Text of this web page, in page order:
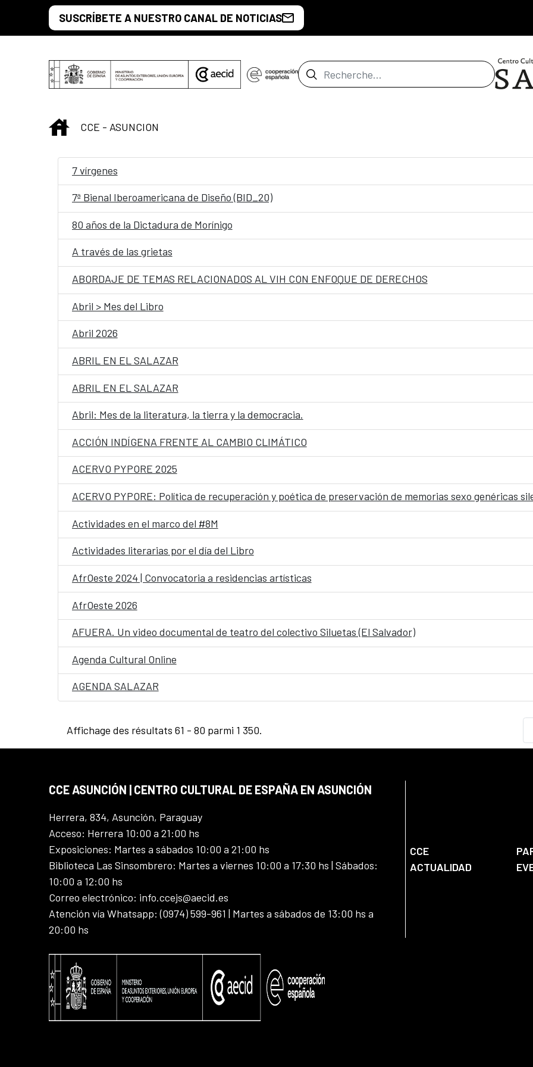
Saut au contenu principal
SUSCRÍBETE A NUESTRO CANAL DE NOTICIAS
Barre de recherche
INICIO
CCE - ASUNCION
7 vírgenes
7ª Bienal Iberoamericana de Diseño (BID_20)
80 años de la Dictadura de Morínigo
A través de las grietas
ABORDAJE DE TEMAS RELACIONADOS AL VIH CON ENFOQUE DE DERECHOS
Abril > Mes del Libro
Abril 2026
ABRIL EN EL SALAZAR
ABRIL EN EL SALAZAR
Abril: Mes de la literatura, la tierra y la democracia.
ACCIÓN INDÍGENA FRENTE AL CAMBIO CLIMÁTICO
ACERVO PYPORE 2025
ACERVO PYPORE: Política de recuperación y poética de preservación de memorias sexo genéricas
Actividades en el marco del #8M
Actividades literarias por el día del Libro
AfrOeste 2024 | Convocatoria a residencias artísticas
AfrOeste 2026
AFUERA. Un video documental de teatro del colectivo Siluetas (El Salvador)
Agenda Cultural Online
AGENDA SALAZAR
Affichage des résultats 61 - 80 parmi 1 350.
CCE ASUNCIÓN | CENTRO CULTURAL DE ESPAÑA EN ASUNCIÓN
Herrera, 834, Asunción, Paraguay
Acceso: Herrera 10:00 a 21:00 hs
Exposiciones: Martes a sábados 10:00 a 21:00 hs
Biblioteca Las Sinsombrero: Martes a viernes 10:00 a 17:30 hs | Sábados:
10:00 a 12:00 hs
Correo electrónico: info.ccejs@aecid.es
Atención vía Whatsapp: (0974) 599-961 | Martes a sábados de 13:00 hs a
20:00 hs
CCE
ACTUALIDAD